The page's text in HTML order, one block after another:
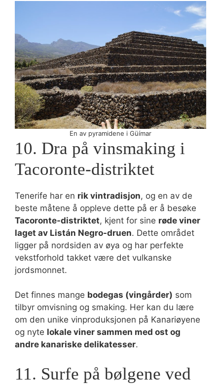
En av pyramidene i Güímar
10. Dra på vinsmaking i
Tacoronte-distriktet
Tenerife har en rik vintradisjon, og en av de
beste måtene å oppleve dette på er å besøke
Tacoronte-distriktet, kjent for sine røde viner
laget av Listán Negro-druen. Dette området
ligger på nordsiden av øya og har perfekte
vekstforhold takket være det vulkanske
jordsmonnet.
Det finnes mange bodegas (vingårder) som
tilbyr omvisning og smaking. Her kan du lære
om den unike vinproduksjonen på Kanariøyene
og nyte lokale viner sammen med ost og
andre kanariske delikatesser.
11. Surfe på bølgene ved